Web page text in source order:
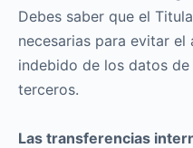
Debes saber que el
necesarias para evitar
indebido de los datos
terceros.
Las transferencias